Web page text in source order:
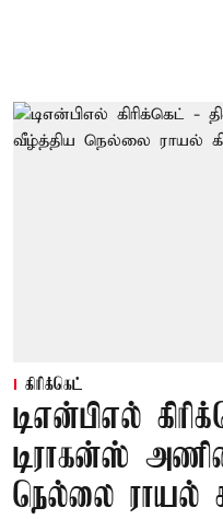
கிரிக்கெட்
டிஎன்பிஎல்
டிராகன்ஸ்
நெல்லை ராயல்